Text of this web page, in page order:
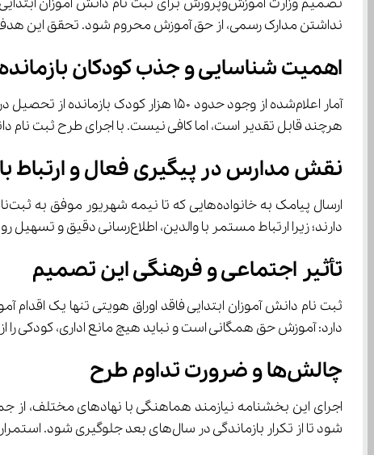
نداشتن مدارک رسمی، از حق آموزش محروم شود. تحقق این هدف، یکی از اصول
اهمیت شناسایی و جذب کودکان
هرچند قابل تقدیر است، اما کافی نیست. با اجرای طرح ثبت ‌نام دانش ‌آموزان ابتدایی فاقد اوراق هویتی، انتظار می‌رود این آمار در سال تحصیلی جدید کاهش بیشتری یابد.
نقش مدارس در پیگیری فعال و ارتباط با
دارند؛ زیرا ارتباط مستمر با والدین، اطلاع‌رسانی دقیق و تسهیل روند ثبت‌نام می‌تواند از بازماندن کودکان از تحصیل جلوگیری کند.
تأثیر اجتماعی و فرهنگی این تصمیم
دارد: آموزش حق همگانی است و نباید هیچ مانع اداری، کودکی را
چالش‌ها و ضرورت تداوم طرح
شود تا از تکرار بازماندگی در سال‌های بعد جلوگیری شود. استمرار این طرح، می‌تواند نقطه عطفی در تاریخ آموزش ابتدایی ایران باشد.